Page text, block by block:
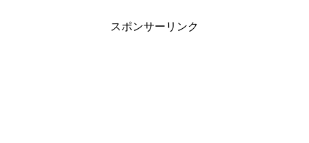
スポンサーリンク